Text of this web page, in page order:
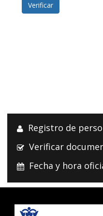
Registro de
Verificar
Fecha y hora